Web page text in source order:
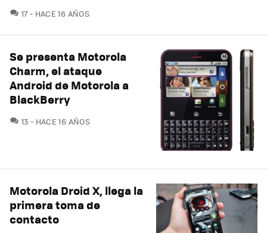
17COMENTARIOS
HACE 16 AÑOS
Se presenta Motorola
Charm, el ataque
Android de Motorola a
BlackBerry
13 COMENTARIOS
HACE 16 AÑOS
Motorola Droid X, llega la
primera toma de
contacto